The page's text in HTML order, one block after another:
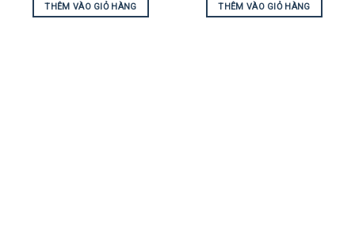
THÊM VÀO GIỎ HÀNG THÊM VÀO GIỎ HÀNG